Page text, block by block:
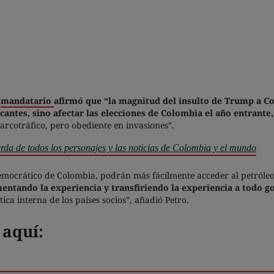
mandatario afirmó que “la magnitud del insulto de Trump a
sino afectar las elecciones de Colombia el año
pero obediente en invasiones”.
de todos los personajes y las noticias de Colombia y el mundo
de Colombia, podrán más fácilmente acceder al
la experiencia y transfiriendo la experiencia a todo
interna de los países socios”, añadió Petro.